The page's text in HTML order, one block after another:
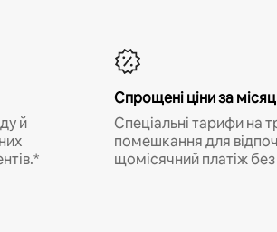
й
Спрощені ціни за
Спеціальні тарифи на
помешкання для
щомісячний платіж